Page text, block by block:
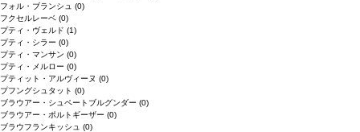
フォル・ブランシュ (0)
フクセルレーベ (0)
プティ・ヴェルド (1)
プティ・シラー (0)
プティ・マンサン (0)
プティ・メルロー (0)
プティット・アルヴィーヌ (0)
プフングシュタット (0)
ブラウアー・シュペートブルグンダー (0)
ブラウアー・ポルトギーザー (0)
ブラウフランキッシュ (0)